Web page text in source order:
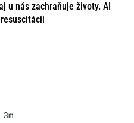
u nás zachraňuje životy. AI
3m